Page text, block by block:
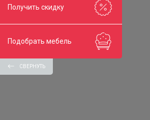
Получить скидку
Подобрать мебель
СВЕРНУТЬ